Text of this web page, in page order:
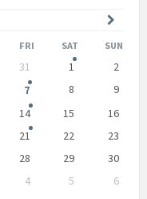
FRI SAT SUN
31 1
2
7 8
9
14 15
16
21 22
23
28 29
30
4 5
6